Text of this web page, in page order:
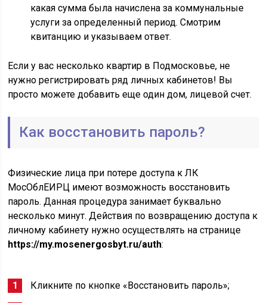
какая сумма была начислена за коммунальные
услуги за определенный период. Смотрим
квитанцию и указываем ответ.
Если у вас несколько квартир в Подмосковье, не
нужно регистрировать ряд личных кабинетов! Вы
просто можете добавить еще один дом, лицевой счет.
Как восстановить пароль?
Физические лица при потере доступа к ЛК
MocOблEИPЦ имеют возможность восстановить
пароль. Данная процедура занимает буквально
несколько минут. Действия по возвращению доступа к
личному кабинету нужно осуществлять на странице
https://my.mosenergosbyt.ru/auth:
Кликните по кнопке «Восстановить пароль»;